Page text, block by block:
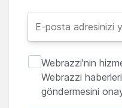
Webrazzi'nin
Webrazzi
göndermesini